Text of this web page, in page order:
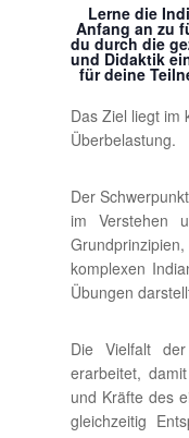
Lerne die
Anfang an zu
du durch die
und Didaktik
für deine
Das Ziel liegt im
Überbelastung.
Der
im Verstehen
komplexen
Übungen
Die Vielfalt
erarbeitet,
und Kräfte des
gleichzeitig